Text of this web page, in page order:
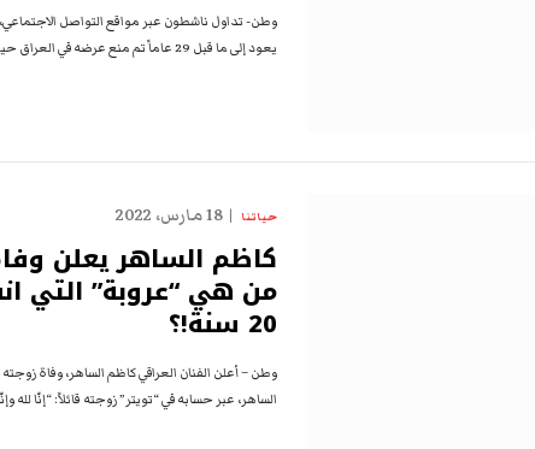
وطن- تداول ناشطون عبر مواقع التواصل الاجتماعي،
يعود إلى ما قبل 29 عاماً تم منع عرضه في العراق حينها. هدد…
حياتنا 18 مارس، 2022
كاظم الساهر يعلن
من هي “عروبة” التي
20 سنة!؟
وطن – أعلن الفنان العراقي كاظم الساهر، وفاة
الساهر، عبر حسابه في “تويتر” زوجته قائلاً: “إنّا لله